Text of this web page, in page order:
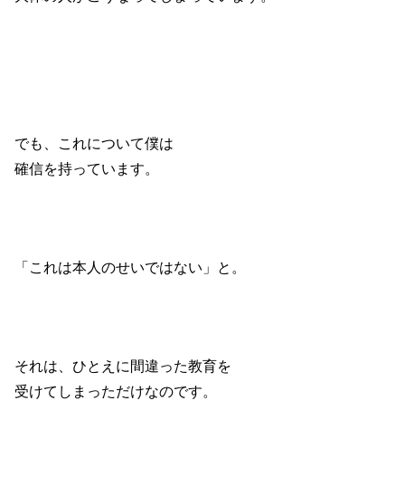
でも、これについて僕は
確信を持っています。
「これは本人のせいではない」と。
それは、ひとえに間違った教育を
受けてしまっただけなのです。